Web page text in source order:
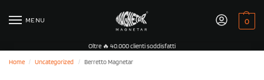
MENU 0
Oltre 🔥 40.000 clienti soddisfatti
Home
/ Uncategorized / Berretto Magnetar